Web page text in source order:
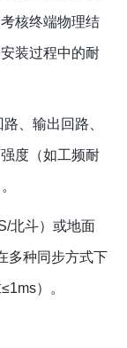
核终端物理结
装过程中的耐
、输出回路、
度（如工频耐
北斗）或地面
多种同步方式下
）。